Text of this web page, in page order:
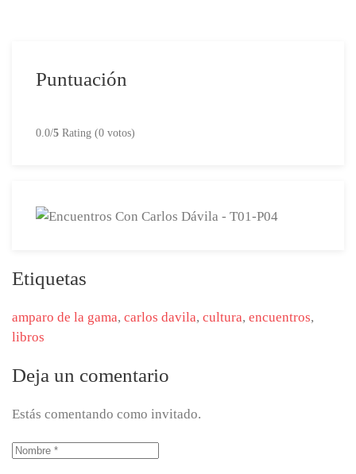
Puntuación
0.0/5 Rating (0 votos)
Etiquetas
amparo de la gama, carlos davila, cultura, encuentros,
libros
Deja un comentario
Estás comentando como invitado.